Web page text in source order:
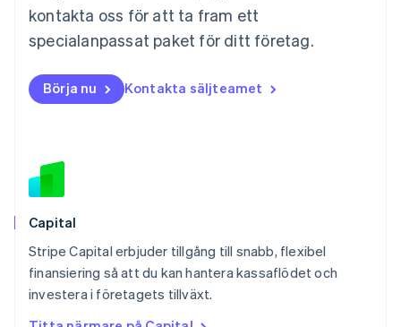
kontakta oss för att ta fram ett
specialanpassat paket för ditt företag.
Börja nu Kontakta säljteamet
Capital
Stripe Capital erbjuder tillgång till snabb, flexibel
finansiering så att du kan hantera kassaflödet och
investera i företagets tillväxt.
Nederländerna
NederlandsEnglish
English
Nya Zeeland
Portugal
Rumänien
English
DeutschFrançaisItalianoEnglish
Singapore
English简体中文